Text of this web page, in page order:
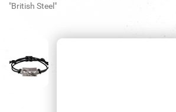
"British Steel"